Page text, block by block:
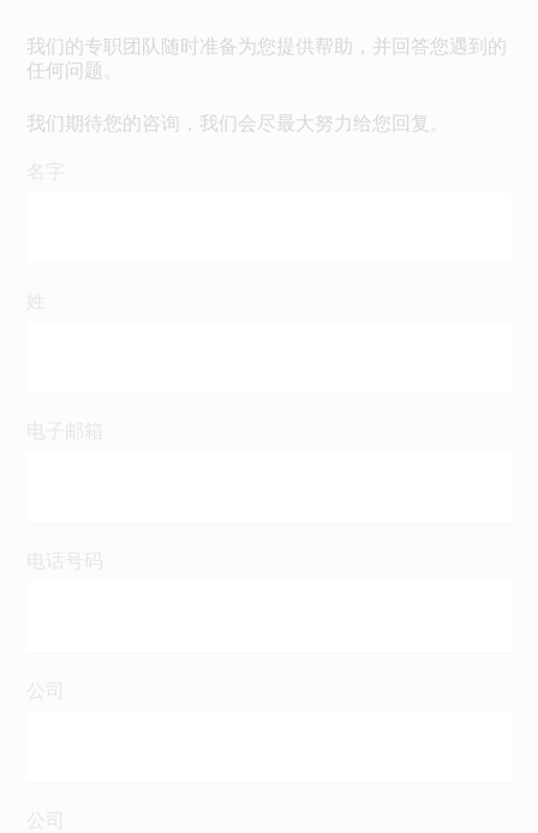
我们的专职团队随时准备为您提供帮助，并回答您遇到的
任何问题。
我们期待您的咨询，我们会尽最大努力给您回复。
名字
姓
电子邮箱
电话号码
公司
公司